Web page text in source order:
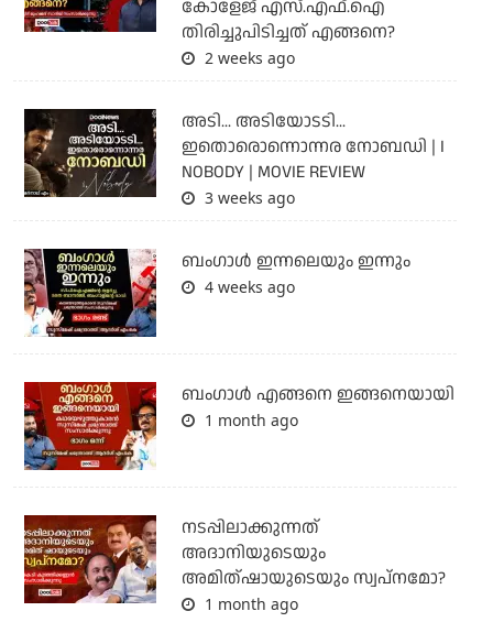
കോളേജ് എസ്.എഫ്.ഐ
തിരിച്ചുപിടിച്ചത് എങ്ങനെ?
2 weeks ago
അടി... അടിയോടടി...
ഇതൊരൊന്നൊന്നര നോബഡി | I
NOBODY | MOVIE REVIEW
3 weeks ago
ബംഗാള്‍ ഇന്നലെയും ഇന്നും
4 weeks ago
ബം​ഗാൾ എങ്ങനെ ഇങ്ങനെയായി
1 month ago
നടപ്പിലാക്കുന്നത്
അദാനിയുടെയും
അമിത്ഷായുടെയും സ്വപ്നമോ?
1 month ago